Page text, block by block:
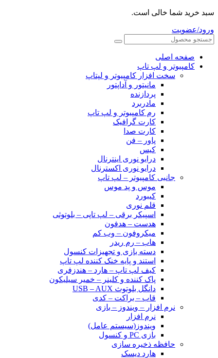
سبد خرید شما خالی است.
ورود/عضویت
صفحه اصلی
کامپیوتر و‌‌‌‌‌ لپ تاپ
سخت افزار کامپیوتر و لپتاپ
مانیتور و آداپتور
پردازنده
مادربرد
رم کامپیوتر و لپ تاپ
کارت گرافیک
کارت صدا
پاور – فن
کیس
درایو نوری اینترنال
درایو نوری اکسترنال
جانبی کامپیوتر – لپ تاپ
موس و پد موس
کیبورد
قلم نوری
اسپیکر برقی – لپ تاپی – بلوتوثی
هدست – هدفون
میکروفون – وب کم
هاب – رم ریدر
دسته بازی و تجهیزات کنسول
استند و پایه خنک کننده لپ تاپ
کیف لپ تاپ – هارد – هندزفری
پاک کننده و کلینر – خمیر سیلیکون
دانگل بلوتوث USB – AUX
قاب – براکت – کدی
نرم افزار – ویندوز – بازی
نرم افزار
ویندوز(سیستم عامل)
بازی PC و کنسول
حافظه ذخیره سازی
هارد دیسک